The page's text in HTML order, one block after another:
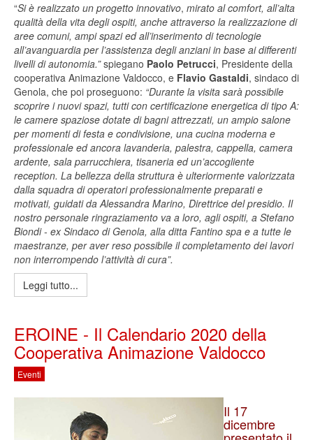
“Si è realizzato un progetto innovativo, mirato al comfort, all’alta
qualità della vita degli ospiti, anche attraverso la realizzazione di
aree comuni, ampi spazi ed all’inserimento di tecnologie
all’avanguardia per l’assistenza degli anziani in base ai differenti
livelli di autonomia.”spiegano Paolo Petrucci, Presidente della
cooperativa Animazione Valdocco, e Flavio Gastaldi, sindaco di
Genola, che poi proseguono: “Durante la visita sarà possibile
scoprire i nuovi spazi, tutticon certificazione energetica di tipo A:
le camere spaziose dotate di bagni attrezzati, un ampio salone
per momenti di festa e condivisione, una cucina moderna e
professionale ed ancora lavanderia, palestra, cappella, camera
ardente, sala parrucchiera, tisaneria ed un’accogliente
reception. La bellezza della struttura è ulteriormente valorizzata
dalla squadra di operatori professionalmente preparati e
motivati, guidati da Alessandra Marino, Direttrice del presidio. Il
nostro personale ringraziamento va a loro, agli ospiti, a Stefano
Biondi - ex Sindaco di Genola, alla ditta Fantino spa e a tutte le
maestranze, per aver reso possibile il completamento dei lavori
non interrompendo l’attività di cura”.
Leggi tutto...
EROINE - Il Calendario 2020 della
Cooperativa Animazione Valdocco
Eventi
Il 17
dicembre